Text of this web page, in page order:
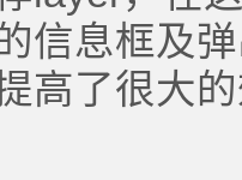
信息框及
高了很大